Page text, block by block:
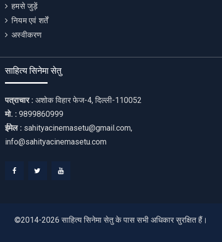
हमसे जुड़ें
नियम एवं शर्तें
अस्वीकरण
साहित्य सिनेमा सेतु
पत्राचार : अशोक विहार फेज-4, दिल्ली-110052
मो. : 9899860999
ईमेल : sahityacinemasetu@gmail.com,
info@sahityacinemasetu.com
©2014-2026 साहित्य सिनेमा सेतु के पास सभी अधिकार सुरक्षित हैं।